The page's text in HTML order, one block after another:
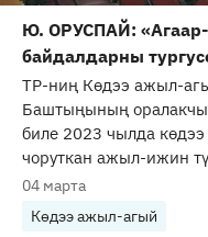
Ю. ОРУСПАЙ:
байдалдарны
ТР-ниң Көдээ ажыл-
Баштыңының
биле 2023 чылда
чоруткан ажыл-ижин
04 марта
Көдээ ажыл-агый